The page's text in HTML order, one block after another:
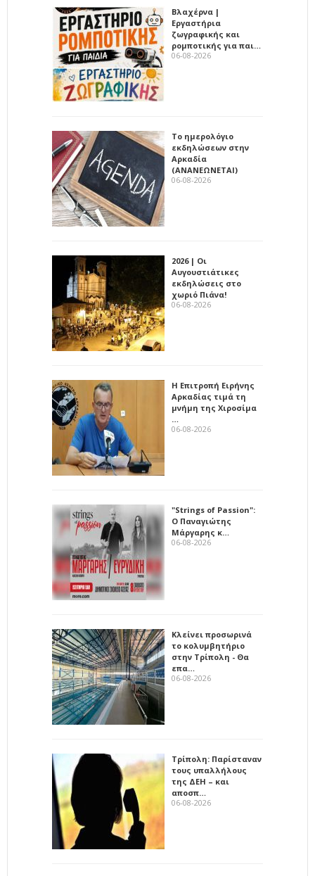
Βλαχέρνα |
Εργαστήρια
ζωγραφικής και
ρομποτικής για παι…
06-08-2026
Το ημερολόγιο
εκδηλώσεων στην
Αρκαδία
(ΑΝΑΝΕΩΝΕΤΑΙ)
06-08-2026
2026 | Οι
Αυγουστιάτικες
εκδηλώσεις στο
χωριό Πιάνα!
06-08-2026
Η Επιτροπή Ειρήνης
Αρκαδίας τιμά τη
μνήμη της Χιροσίμα
…
06-08-2026
"Strings of Passion":
Ο Παναγιώτης
Μάργαρης κ…
06-08-2026
Κλείνει προσωρινά
το κολυμβητήριο
στην Τρίπολη - Θα
επα…
06-08-2026
Τρίπολη: Παρίσταναν
τους υπαλλήλους
της ΔΕΗ – και
αποσπ…
06-08-2026